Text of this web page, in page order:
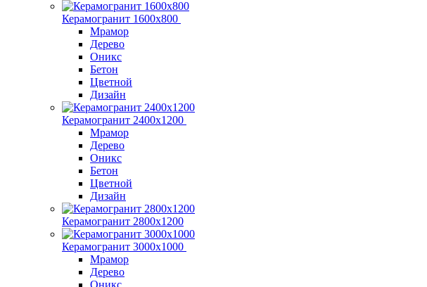
Керамогранит 1600х800
Мрамор
Дерево
Оникс
Бетон
Цветной
Дизайн
Керамогранит 2400х1200
Мрамор
Дерево
Оникс
Бетон
Цветной
Дизайн
Керамогранит 2800x1200
Керамогранит 3000х1000
Мрамор
Дерево
Оникс